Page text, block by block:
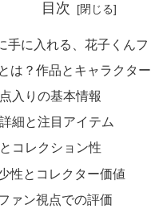
目次
手に入れる、花子くん
は？作品とキャラクタ
入りの基本情報
細と注目アイテム
コレクション性
性とコレクター価値
ァン視点での評価